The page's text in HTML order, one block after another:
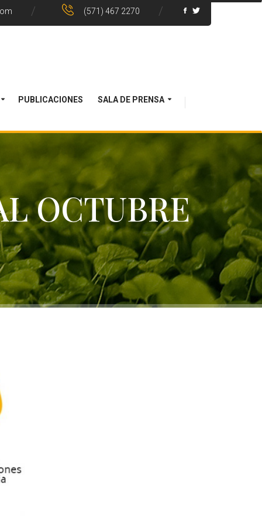
(571) 467 2270
PUBLICACIONES SALA DE PRENSA
OCTUBRE